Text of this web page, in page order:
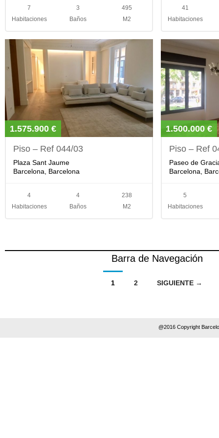
7
Habitaciones
3
Baños
495
M2
41
Habitaciones
1.575.900 €
Piso – Ref 044/03
Plaza Sant Jaume
Barcelona, Barcelona
4
Habitaciones
4
Baños
238
M2
1.500.000 €
Piso – Ref
Paseo de
Barcelona,
5
Habitaciones
Barra de Navegación
1 2 SIGUIENTE →
@2016 Copyright